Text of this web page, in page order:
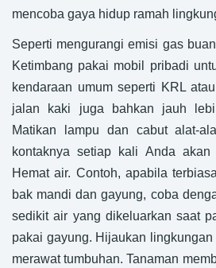
mencoba gaya hidup ramah
Seperti mengurangi emisi gas
Ketimbang pakai mobil pribadi
kendaraan umum seperti KRL
jalan kaki juga bahkan jauh
Matikan lampu dan cabut alat-
kontaknya setiap kali Anda akan
Hemat air. Contoh, apabila
bak mandi dan gayung, coba
sedikit air yang dikeluarkan saat
pakai gayung. Hijaukan
merawat tumbuhan. Tanaman